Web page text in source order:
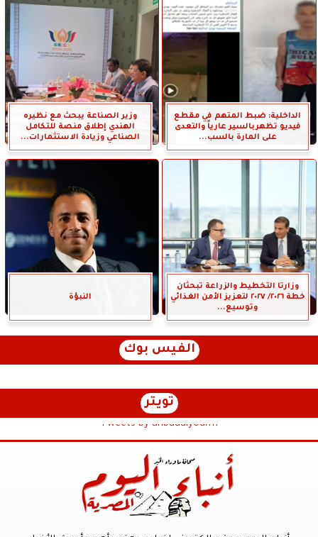
الداخلية: ضبط المتهم في مقطع
فيديو تظهربالسير عارياً والتعدى
على المارة بالسب...
وزير الصناعة يبحث مع نظيره
الهندي إطلاق منصة للتكامل
الصناعي وزيادة الاستثمارات...
وزارتا التخطيط والزراعة تبحثان
خطة ٢٠٢٦/ ٢٠٢٧ لتعزيز الأمن الغذائي
وتوسيع...
النبؤة
الفيس بوك
تويتر
Tweets by anbaaalyoum1